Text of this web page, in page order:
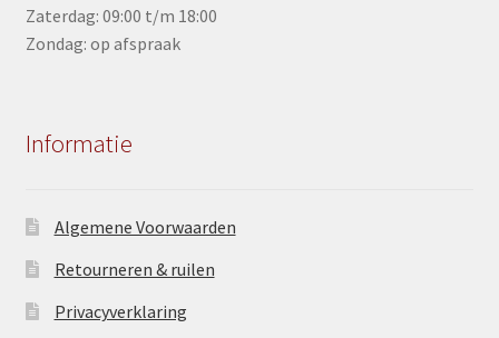
Zaterdag: 09:00 t/m 18:00
Zondag: op afspraak
Informatie
Algemene Voorwaarden
Retourneren & ruilen
Privacyverklaring